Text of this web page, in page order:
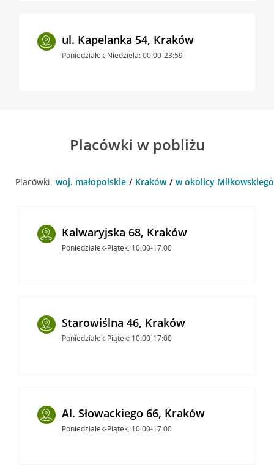
ul. Kapelanka 54, Kraków
Poniedziałek-Niedziela: 00:00-23:59
Placówki w pobliżu
Placówki: woj. małopolskie Kraków w okolicy
Kalwaryjska 68, Kraków
Poniedziałek-Piątek: 10:00-17:00
Starowiślna 46, Kraków
Poniedziałek-Piątek: 10:00-17:00
Al. Słowackiego 66, Kraków
Poniedziałek-Piątek: 10:00-17:00